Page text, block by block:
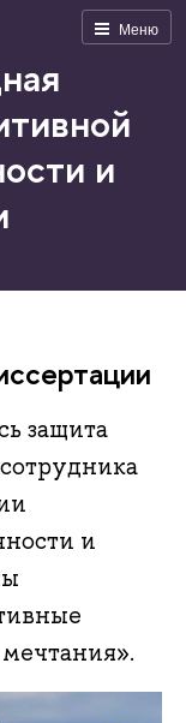
Меню
и
защита
и